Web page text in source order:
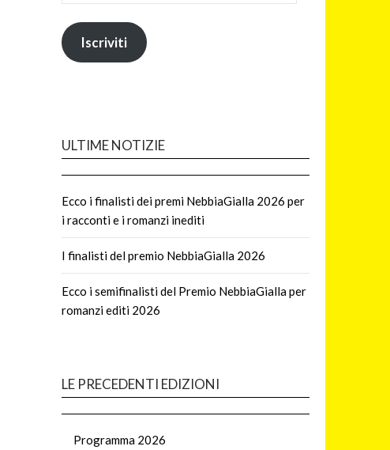
Iscriviti
ULTIME NOTIZIE
Ecco i finalisti dei premi NebbiaGialla 2026 per
i racconti e i romanzi inediti
I finalisti del premio NebbiaGialla 2026
Ecco i semifinalisti del Premio NebbiaGialla per
romanzi editi 2026
LE PRECEDENTI EDIZIONI
Programma 2026